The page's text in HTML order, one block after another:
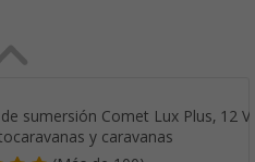
sumersión Comet Lux Plus, 12
y caravanas